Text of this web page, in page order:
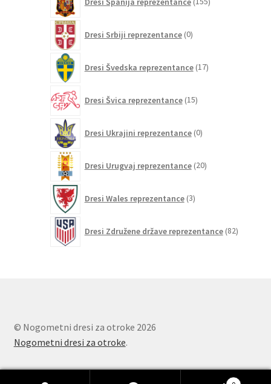
izdelkov
Dresi Srbiji reprezentance 0izdelkov
Dresi Švedska reprezentance 17izdelkov
Dresi Švica reprezentance 15izdelkov
Dresi Ukrajini reprezentance 0izdelkov
Dresi Urugvaj reprezentance 20izdelkov
Dresi Wales reprezentance 3izdelki
Dresi Združene države reprezentance 82izdelkov
© Nogometni dresi za otroke 2026
Nogometni dresi za otroke.